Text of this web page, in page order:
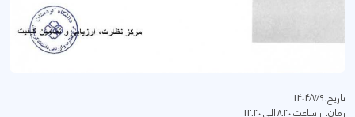
تاریخ: 1404/7/9
زمان: از ساعت 8:30 الی 12:30